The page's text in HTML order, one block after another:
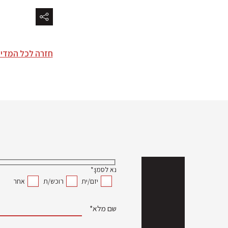
חזרה לכל
נא לסמן:*
יזם/ית
רוכש/ת אחר
שם מלא*